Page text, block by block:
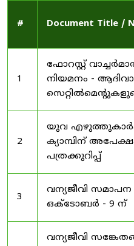
# Document Title /
1
ഫോറസ്റ്റ്
നിയമനം -
2
യുവ
ക്യാമ്പിന്
പത്രക്കുറിപ്പ്
3
വന്യജീവി
ഒക്ടോബർ - 9 ന്
വന്യജീവി